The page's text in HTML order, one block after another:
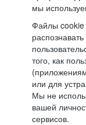
мы
Файлы cookie
того, как
или для
Мы не
вашей
сервисов.